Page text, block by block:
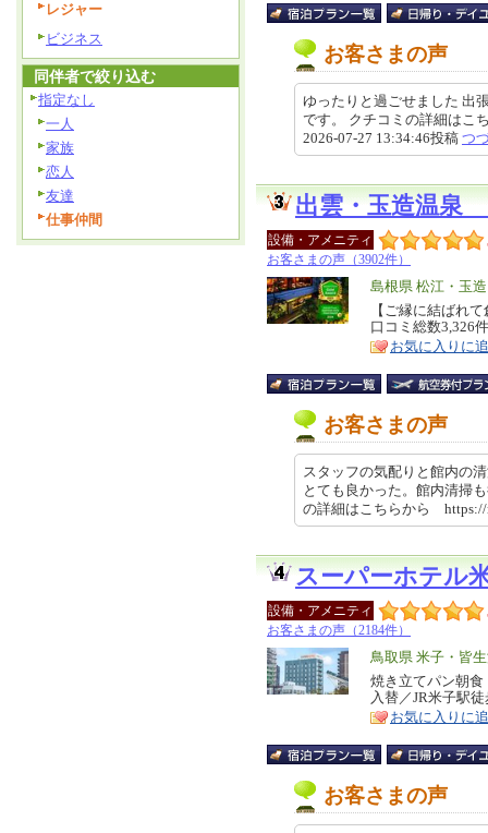
お客さまの声
ゆったりと過ごせました 出
です。 クチコミの詳細は
2026-07-27 13:34:46投稿 つ
出雲・玉造温泉
設備・アメニティ
お客さまの声（3902件）
エ
リ
ア
島根県 松江・玉
特
徴
【ご縁に結ばれ
口コミ総数3,326
お気に入りに
お客さまの声
スタッフの気配りと館内の
とても良かった。館内清掃
の詳細はこちらから
スーパーホテル
設備・アメニティ
お客さまの声（2184件）
エ
リ
ア
鳥取県 米子・皆
特
徴
焼き立てパン朝
入替／JR米子駅
お気に入りに
お客さまの声
レジャー
ビジネス
同伴者で絞り込む
指定なし
一人
家族
恋人
友達
仕事仲間